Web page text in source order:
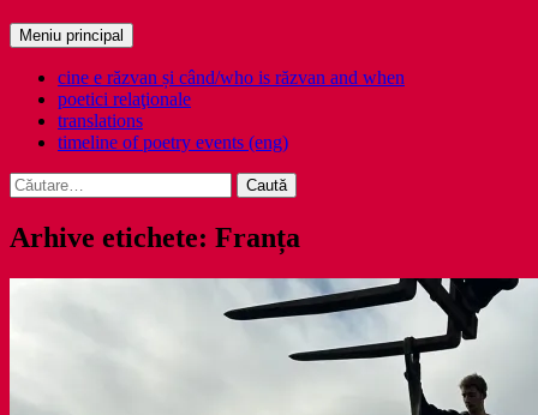
Caută
Meniu principal
cine e răzvan și când/who is răzvan and when
poetici relaţionale
translations
timeline of poetry events (eng)
Caută
după:
Arhive etichete: Franța